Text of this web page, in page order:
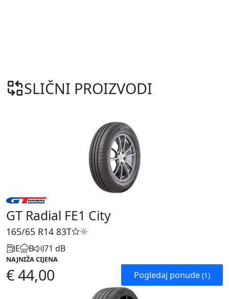
SLIČNI PROIZVODI
GT Radial FE1 City
165/65 R14 83T
E B 71 dB
NAJNIŽA CIJENA
€ 44,00 Pogledaj ponude (1)